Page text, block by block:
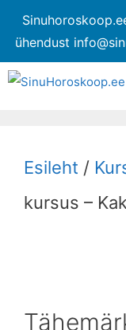
ühendust
Esileht /
kursus –